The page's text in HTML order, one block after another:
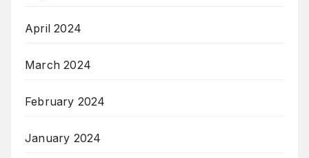
April 2024
March 2024
February 2024
January 2024